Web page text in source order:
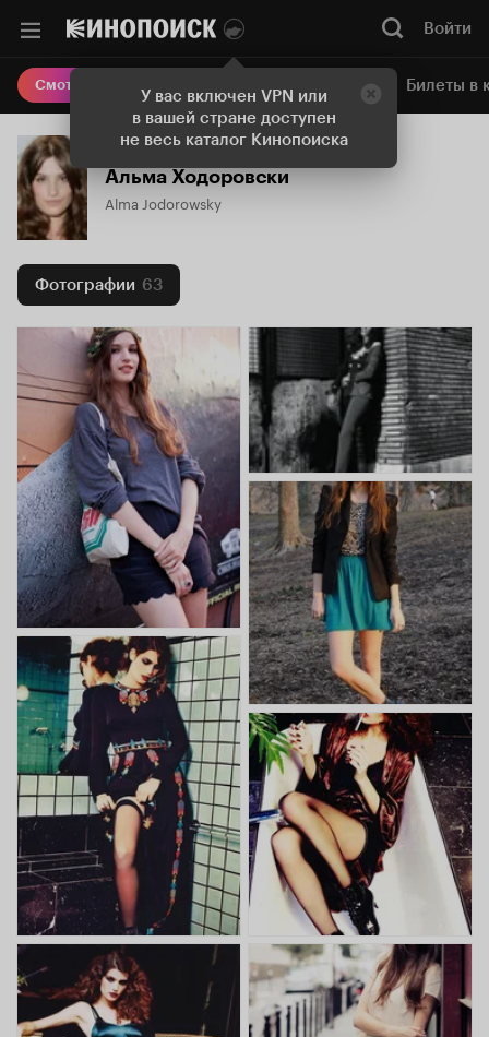
У вас включен VPN или
в вашей стране доступен
не весь каталог Кинопоиска
Войти
Смотреть кино Онлайн-кинотеатр Билеты в
Альма Ходоровски
Alma Jodorowsky
Фотографии 63